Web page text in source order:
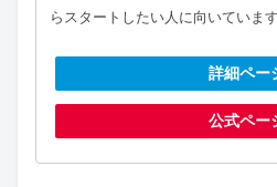
らスタートしたい人に向いています
詳細ペー
公式ペー